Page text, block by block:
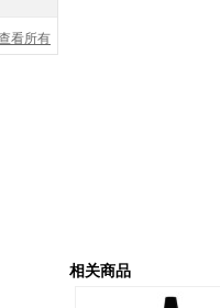
相关商品
看所有